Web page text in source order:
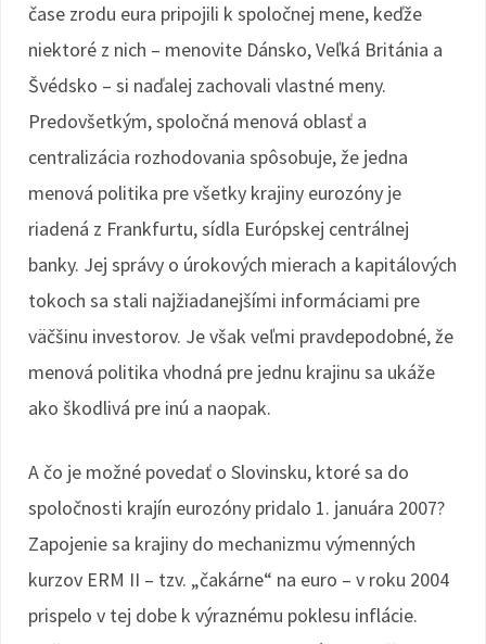
čase zrodu eura pripojili k spoločnej mene, keďže
niektoré z nich – menovite Dánsko, Veľká Británia a
Švédsko – si naďalej zachovali vlastné meny.
Predovšetkým, spoločná menová oblasť a
centralizácia rozhodovania spôsobuje, že jedna
menová politika pre všetky krajiny eurozóny je
riadená z Frankfurtu, sídla Európskej centrálnej
banky. Jej správy o úrokových mierach a kapitálových
tokoch sa stali najžiadanejšími informáciami pre
väčšinu investorov. Je však veľmi pravdepodobné, že
menová politika vhodná pre jednu krajinu sa ukáže
ako škodlivá pre inú a naopak.
A čo je možné povedať o Slovinsku, ktoré sa do
spoločnosti krajín eurozóny pridalo 1. januára 2007?
Zapojenie sa krajiny do mechanizmu výmenných
kurzov ERM II – tzv. „čakárne“ na euro – v roku 2004
prispelo v tej dobe k výraznému poklesu inflácie.